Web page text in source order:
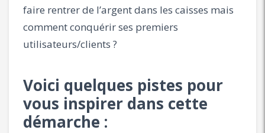
faire rentrer de l’argent dans les caisses mais
comment conquérir ses premiers
utilisateurs/clients ?
Voici quelques pistes pour
vous inspirer dans cette
démarche :